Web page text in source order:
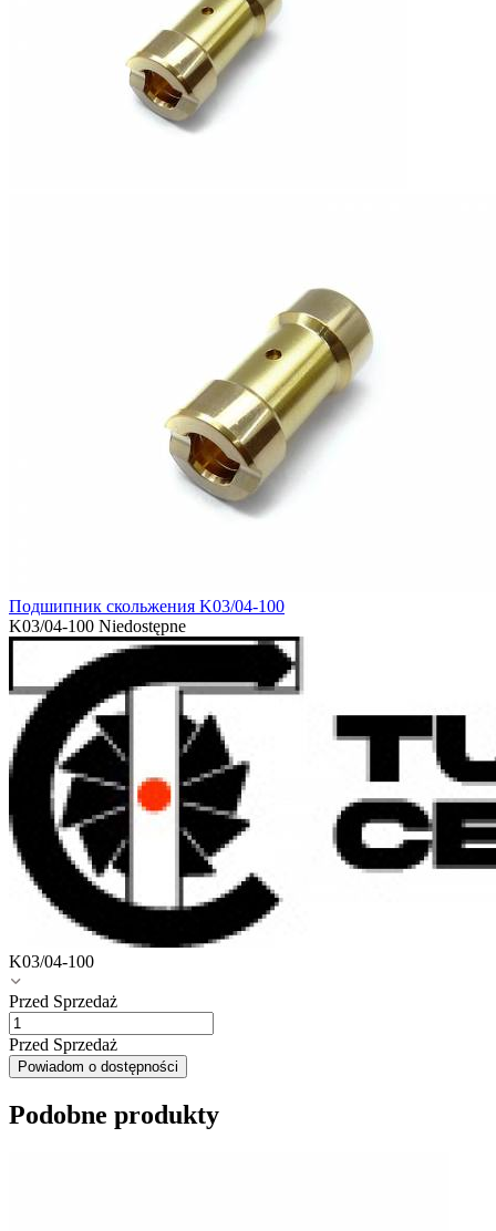
Подшипник скольжения K03/04-100
K03/04-100 Niedostępne
K03/04-100
Przed Sprzedaż
Przed Sprzedaż
Powiadom o dostępności
Podobne produkty